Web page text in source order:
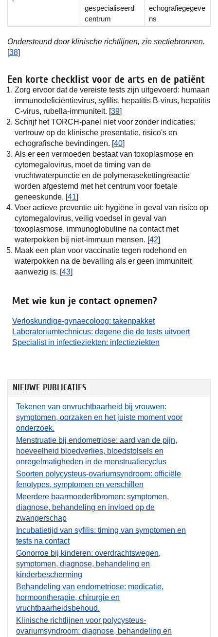
gespecialiseerd
centrum
echografiegegeve
ns
Ondersteund door klinische richtlijnen, zie sectiebronnen.
[38]
Een korte checklist voor de arts en de patiënt
Zorg ervoor dat de vereiste tests zijn uitgevoerd: humaan
immunodeficiëntievirus, syfilis, hepatitis B-virus, hepatitis
C-virus, rubella-immuniteit. [39]
Schrijf het TORCH-panel niet voor zonder indicaties;
vertrouw op de klinische presentatie, risico's en
echografische bevindingen. [40]
Als er een vermoeden bestaat van toxoplasmose en
cytomegalovirus, moet de timing van de
vruchtwaterpunctie en de polymerasekettingreactie
worden afgestemd met het centrum voor foetale
geneeskunde. [41]
Voer actieve preventie uit: hygiëne in geval van risico op
cytomegalovirus, veilig voedsel in geval van
toxoplasmose, immunoglobuline na contact met
waterpokken bij niet-immuun mensen. [42]
Maak een plan voor vaccinatie tegen rodehond en
waterpokken na de bevalling als er geen immuniteit
aanwezig is. [43]
Met wie kun je contact opnemen?
Verloskundige-gynaecoloog: takenpakket
Laboratoriumtechnicus: degene die de tests uitvoert
Specialist in infectieziekten: infectieziekten
NIEUWE PUBLICATIES
Tekenen van onvruchtbaarheid bij vrouwen:
symptomen, oorzaken en het juiste moment voor
onderzoek.
Menstruatie bij endometriose: aard van de pijn,
hoeveelheid bloedverlies, bloedstolsels en
onregelmatigheden in de menstruatiecyclus
Soorten polycysteus-ovariumsyndroom: officiële
fenotypes, symptomen en verschillen
Meerdere baarmoederfibromen: symptomen,
diagnose, behandeling en invloed op de
zwangerschap
Incubatietijd van syfilis: timing van symptomen en
tests na contact
Gonorroe bij kinderen: overdrachtswegen,
symptomen, diagnose, behandeling en
kinderbescherming
Behandeling van endometriose: medicatie,
hormoontherapie, chirurgie en
vruchtbaarheidsbehoud.
Klinische richtlijnen voor polycysteus-
ovariumsyndroom: diagnose, behandeling en